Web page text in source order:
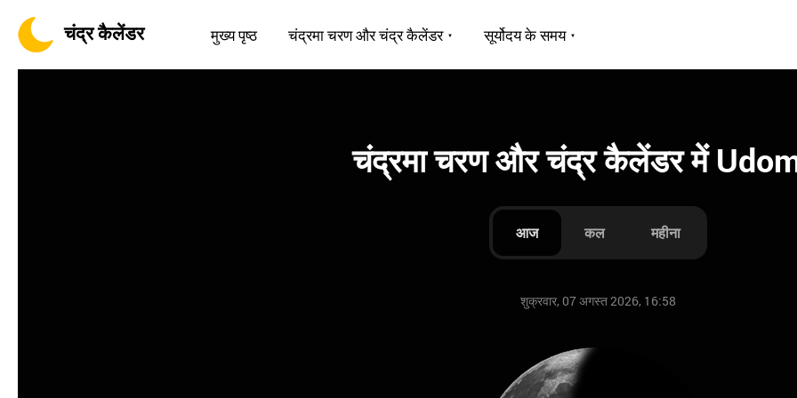
चंद्र कैलेंडर मुख्य पृष्ठ चंद्रमा चरण और चंद्र कैलेंडर सूर्योदय के समय
चंद्रमा चरण और चंद्र कैलेंडर में
आज कल महीना
शुक्रवार, 07 अगस्त 2026, 16:58